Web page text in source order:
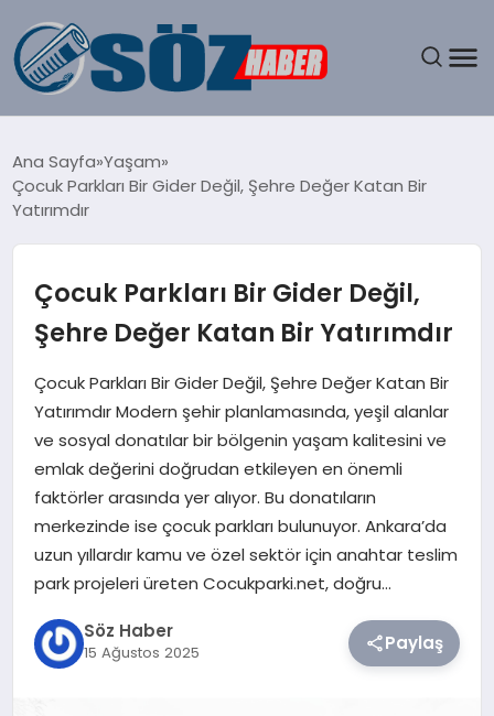
SPOR
EKONOMI
EĞITIM
DÜNYA
TEKNOLOJI
YAŞAM
Ana Sayfa Yaşam
Çocuk Parkları Bir Gider Değil, Şehre Değer Katan Bir
Yatırımdır
Çocuk Parkları Bir Gider Değil,
Şehre Değer Katan Bir Yatırımdır
Çocuk Parkları Bir Gider Değil, Şehre Değer Katan Bir
Yatırımdır Modern şehir planlamasında, yeşil alanlar
ve sosyal donatılar bir bölgenin yaşam kalitesini ve
emlak değerini doğrudan etkileyen en önemli
faktörler arasında yer alıyor. Bu donatıların
merkezinde ise çocuk parkları bulunuyor. Ankara’da
uzun yıllardır kamu ve özel sektör için anahtar teslim
park projeleri üreten Cocukparki.net, doğru…
Söz Haber
15 Ağustos 2025 Paylaş